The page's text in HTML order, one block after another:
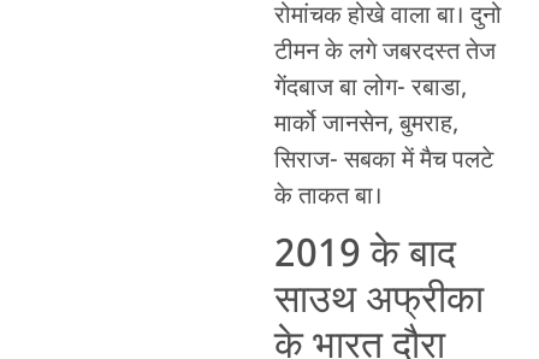
रोमांचक होखे वाला बा। दुनो
टीमन के लगे जबरदस्त तेज
गेंदबाज बा लोग- रबाडा,
मार्को जानसेन, बुमराह,
सिराज- सबका में मैच पलटे
के ताकत बा।
2019 के बाद
साउथ अफ्रीका
के भारत दौरा